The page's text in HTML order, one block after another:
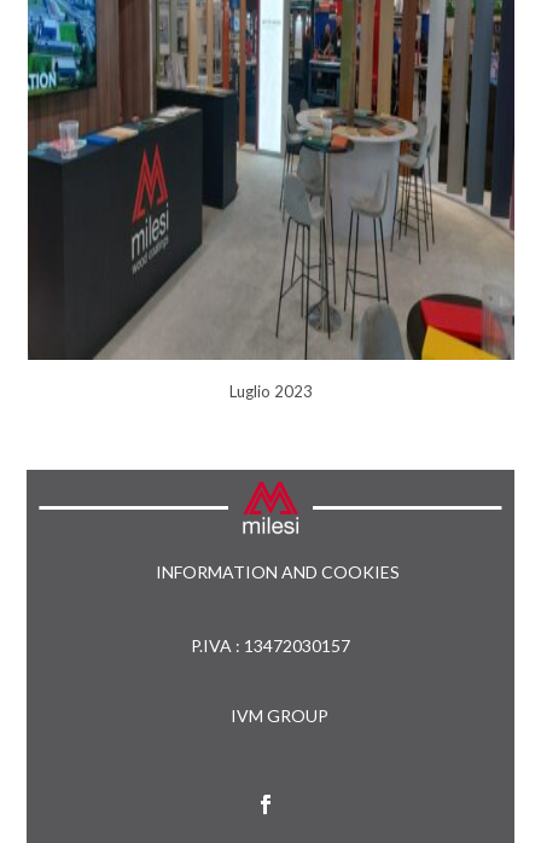
Luglio 2023
INFORMATION AND COOKIES
P.IVA : 13472030157
IVM GROUP